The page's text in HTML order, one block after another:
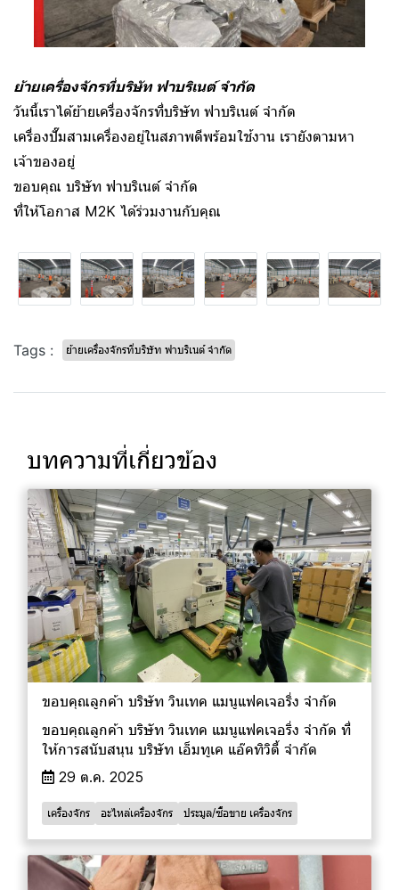
ย้ายเครื่องจักรที่บริษัท ฟาบริเนต์ จำกัด
วันนี้เราได้ย้ายเครื่องจักรที่บริษัท ฟาบริเนต์ จำกัด
เครื่องปั๊มสามเครื่องอยู่ในสภาพดีพร้อมใช้งาน เรายังตามหา
เจ้าของอยู่
ขอบคุณ บริษัท ฟาบริเนต์ จำกัด
ที่ให้โอกาส M2K ได้ร่วมงานกับคุณ
Tags : ย้ายเครื่องจักรที่บริษัท ฟาบริเนต์ จำกัด
บทความที่เกี่ยวข้อง
ขอบคุณลูกค้า บริษัท วินเทค แมนูแฟคเจอริ่ง จำกัด
ขอบคุณลูกค้า บริษัท วินเทค แมนูแฟคเจอริ่ง จำกัด ที่
ให้การสนับสนุน บริษัท เอ็มทูเค แอ๊คทิวิตี้ จำกัด
29 ต.ค. 2025
เครื่องจักร อะไหล่เครื่องจักร ประมูล/ซื้อขาย เครื่องจักร